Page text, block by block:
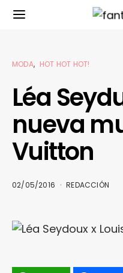
MODA HOT HOT HOT!
Léa
nueva
Vuitton
02/05/2016 REDACCIÓN